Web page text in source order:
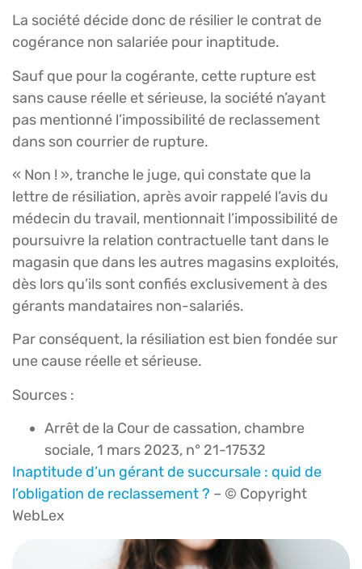
La société décide donc de résilier le contrat de
cogérance non salariée pour inaptitude.
Sauf que pour la cogérante, cette rupture est
sans cause réelle et sérieuse, la société n’ayant
pas mentionné l’impossibilité de reclassement
dans son courrier de rupture.
« Non ! », tranche le juge, qui constate que la
lettre de résiliation, après avoir rappelé l’avis du
médecin du travail, mentionnait l’impossibilité de
poursuivre la relation contractuelle tant dans le
magasin que dans les autres magasins exploités,
dès lors qu’ils sont confiés exclusivement à des
gérants mandataires non-salariés.
Par conséquent, la résiliation est bien fondée sur
une cause réelle et sérieuse.
Sources :
Arrêt de la Cour de cassation, chambre
sociale, 1 mars 2023, n° 21-17532
Inaptitude d’un gérant de succursale : quid de
l’obligation de reclassement ? – © Copyright
WebLex